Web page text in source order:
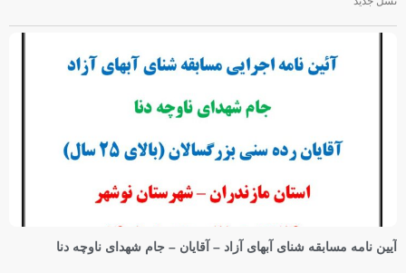
آیین نامه مسابقه شنای آبهای آزاد – آقایان – جام شهدای ناوچه دنا